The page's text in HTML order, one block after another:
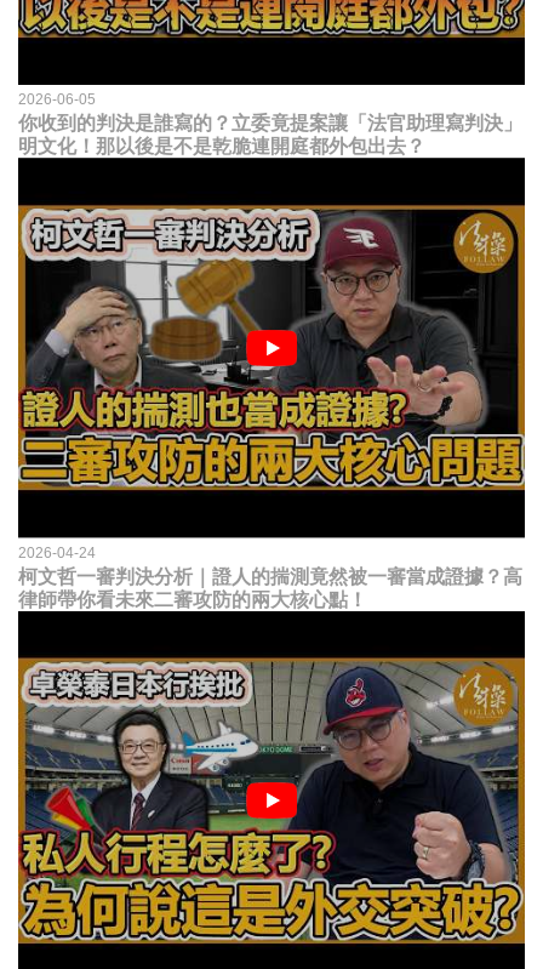
2026-06-05
你收到的判決是誰寫的？立委竟提案讓「法官助理寫判決」
明文化！那以後是不是乾脆連開庭都外包出去？
2026-04-24
柯文哲一審判決分析｜證人的揣測竟然被一審當成證據？高
律師帶你看未來二審攻防的兩大核心點！